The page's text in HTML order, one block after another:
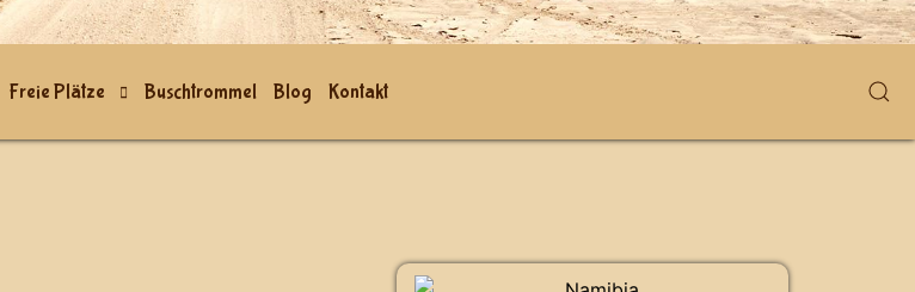
Freie Plätze Buschtrommel Blog Kontakt